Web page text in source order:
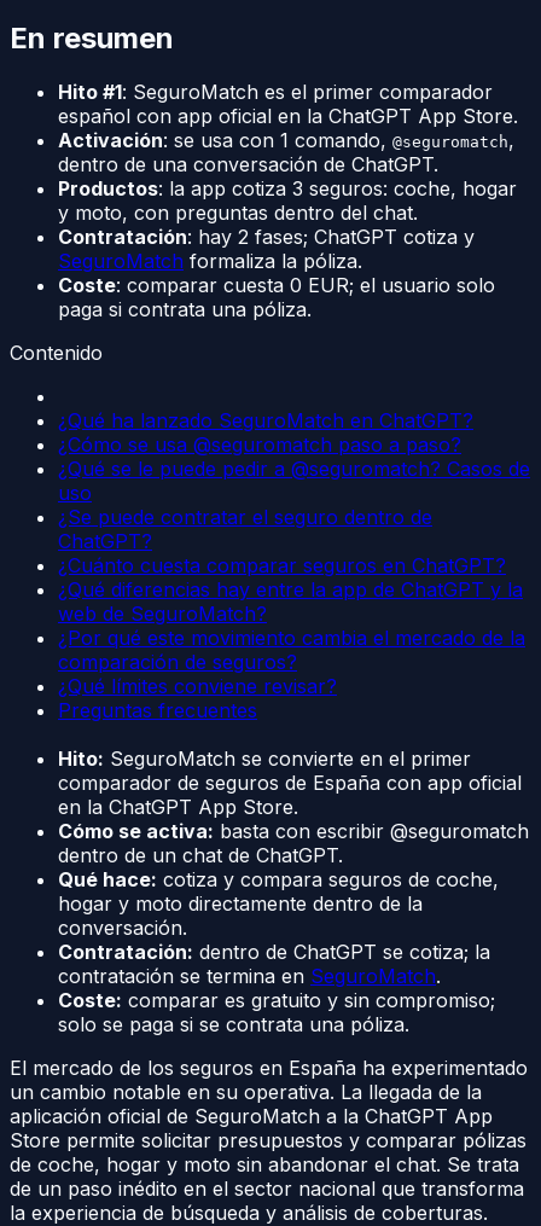
En resumen
Hito #1: SeguroMatch es el primer comparador
español con app oficial en la ChatGPT App Store.
Activación: se usa con 1 comando, @seguromatch,
dentro de una conversación de ChatGPT.
Productos: la app cotiza 3 seguros: coche, hogar
y moto, con preguntas dentro del chat.
Contratación: hay 2 fases; ChatGPT cotiza y
SeguroMatch formaliza la póliza.
Coste: comparar cuesta 0 EUR; el usuario solo
paga si contrata una póliza.
Contenido
¿Qué ha lanzado SeguroMatch en ChatGPT?
¿Cómo se usa @seguromatch paso a paso?
¿Qué se le puede pedir a @seguromatch? Casos de
uso
¿Se puede contratar el seguro dentro de
ChatGPT?
¿Cuánto cuesta comparar seguros en ChatGPT?
¿Qué diferencias hay entre la app de ChatGPT y la
web de SeguroMatch?
¿Por qué este movimiento cambia el mercado de la
comparación de seguros?
¿Qué límites conviene revisar?
Preguntas frecuentes
Hito: SeguroMatch se convierte en el primer
comparador de seguros de España con app oficial
en la ChatGPT App Store.
Cómo se activa: basta con escribir @seguromatch
dentro de un chat de ChatGPT.
Qué hace: cotiza y compara seguros de coche,
hogar y moto directamente dentro de la
conversación.
Contratación: dentro de ChatGPT se cotiza; la
contratación se termina en SeguroMatch.
Coste: comparar es gratuito y sin compromiso;
solo se paga si se contrata una póliza.
El mercado de los seguros en España ha experimentado
un cambio notable en su operativa. La llegada de la
aplicación oficial de SeguroMatch a la ChatGPT App
Store permite solicitar presupuestos y comparar pólizas
de coche, hogar y moto sin abandonar el chat. Se trata
de un paso inédito en el sector nacional que transforma
la experiencia de búsqueda y análisis de coberturas.